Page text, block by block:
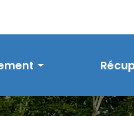
en terrassement
Nos